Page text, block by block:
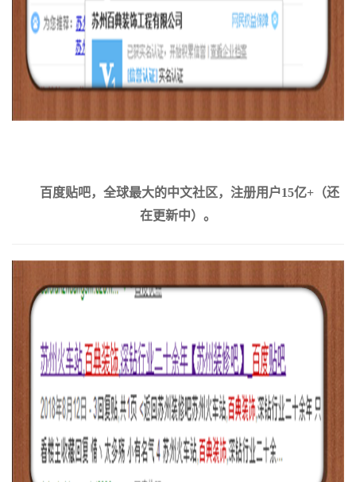
百度贴吧，全球最大的中文社区，注册用户15亿+（还
在更新中）。